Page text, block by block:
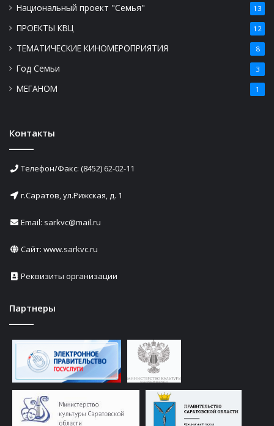
Национальный проект "Семья" 13
ПРОЕКТЫ КВЦ 12
ТЕМАТИЧЕСКИЕ КИНОМЕРОПРИЯТИЯ 8
Год Семьи 3
МЕГАНОМ 1
Контакты
Телефон/Факс: (8452) 62-02-11
г.Саратов, ул.Рижская, д. 1
Email: sarkvc@mail.ru
Сайт: www.sarkvc.ru
Реквизиты организации
Партнеры